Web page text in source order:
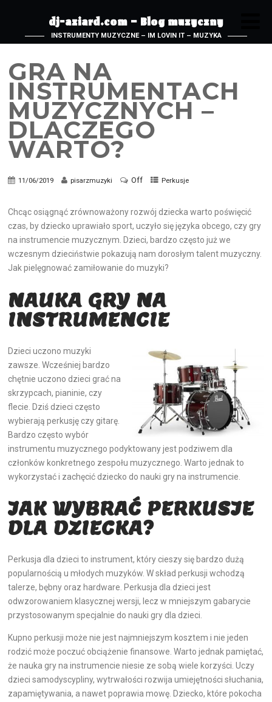
dj-aziard.com – Blog muzyczny
INSTRUMENTY MUZYCZNE – IM LOVIN IT – MUZYKA
GRA NA
INSTRUMENTACH
MUZYCZNYCH –
DLACZEGO
WARTO?
11/06/2019 pisarzmuzyki Off Perkusje
Chcąc osiągnąć zrównoważony rozwój dziecka warto poświęcić
czas, by dziecko uprawiało sport, uczyło się języka obcego, czy gry
na instrumencie muzycznym. Dzieci, bardzo często już we
wczesnym dzieciństwie pokazują nam dorosłym talent muzyczny.
Jak pielęgnować zamiłowanie do muzyki?
NAUKA GRY NA
INSTRUMENCIE
Dzieci uczono muzyki
zawsze. Wcześniej bardzo
chętnie uczono dzieci grać na
skrzypcach, pianinie, czy
flecie. Dziś dzieci często
wybierają perkusję czy gitarę.
Bardzo często wybór
instrumentu muzycznego podyktowany jest podziwem dla
członków konkretnego zespołu muzycznego. Warto jednak to
wykorzystać i zachęcić dziecko do nauki gry na instrumencie.
JAK WYBRAĆ PERKUSJE
DLA DZIECKA?
Perkusja dla dzieci to instrument, który cieszy się bardzo dużą
popularnością u młodych muzyków. W skład perkusji wchodzą
talerze, bębny oraz hardware. Perkusja dla dzieci jest
odwzorowaniem klasycznej wersji, lecz w mniejszym gabarycie
przystosowanym specjalnie do nauki gry dla dzieci.
Kupno perkusji może nie jest najmniejszym kosztem i nie jeden
rodzić może poczuć obciążenie finansowe. Warto jednak pamiętać,
że nauka gry na instrumencie niesie ze sobą wiele korzyści. Uczy
dzieci samodyscypliny, wytrwałości rozwija umiejętności słuchania,
zapamiętywania, a nawet poprawia mowę. Dziecko, które pokocha